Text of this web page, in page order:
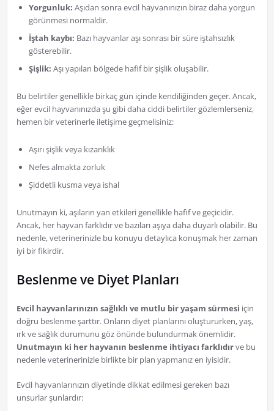
Yorgunluk: Aşıdan sonra evcil hayvanınızın biraz daha yorgun
görünmesi normaldir.
İştah kaybı: Bazı hayvanlar aşı sonrası bir süre iştahsızlık
gösterebilir.
Şişlik: Aşı yapılan bölgede hafif bir şişlik oluşabilir.
Bu belirtiler genellikle birkaç gün içinde kendiliğinden geçer. Ancak,
eğer evcil hayvanınızda şu gibi daha ciddi belirtiler gözlemlerseniz,
hemen bir veterinerle iletişime geçmelisiniz:
Aşırı şişlik veya kızarıklık
Nefes almakta zorluk
Şiddetli kusma veya ishal
Unutmayın ki, aşıların yan etkileri genellikle hafif ve geçicidir.
Ancak, her hayvan farklıdır ve bazıları aşıya daha duyarlı olabilir. Bu
nedenle, veterinerinizle bu konuyu detaylıca konuşmak her zaman
iyi bir fikirdir.
Beslenme ve Diyet Planları
Evcil hayvanlarınızın sağlıklı ve mutlu bir yaşam sürmesi için
doğru beslenme şarttır. Onların diyet planlarını oluştururken, yaş,
ırk ve sağlık durumunu göz önünde bulundurmak önemlidir.
Unutmayın ki her hayvanın beslenme ihtiyacı farklıdırve bu
nedenle veterinerinizle birlikte bir plan yapmanız en iyisidir.
Evcil hayvanlarınızın diyetinde dikkat edilmesi gereken bazı
unsurlar şunlardır: